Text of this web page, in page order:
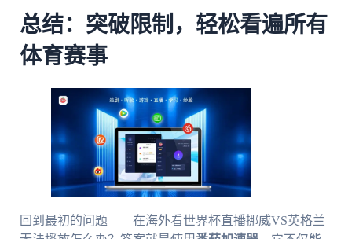
总结：突破限制，轻松看遍所有
体育赛事
回到最初的问题——在海外看世界杯直播挪威VS英格兰